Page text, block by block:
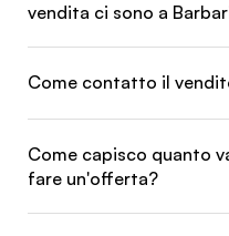
vendita ci sono a
Come contatto il
Come capisco quanto
fare un'offerta?